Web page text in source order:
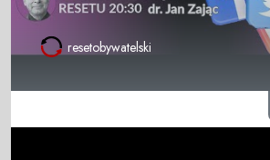
resetobywatelski